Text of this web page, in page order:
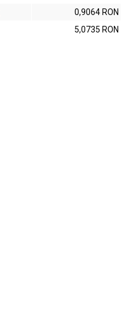
0,9064 RON
5,0735 RON